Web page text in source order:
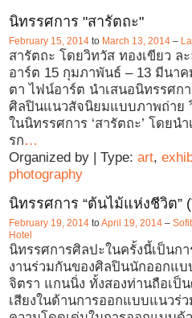
นิทรรศการ "สารัตถะ"
February 15, 2014 to March 13, 2014 –
สารัตถะ โดยวิทวัส ทองเขียว ล
อาร์ต 15 กุมภาพันธ์ – 13 มีนาค
ตา ไฟน์อาร์ต นำเสนอนิทรรศก
ศิลปินแนวสัจนิยมแบบภาพถ่าย
ในนิทรรศการ ‘สารัตถะ’ โดยน
รก…
Organized by | Type: art,
photography
นิทรรศการ “ต้นไม้แห่งชีวิต”
February 19, 2014 toApril 19, 2014 –
Hotel
นิทรรศการศิลปะในครั้งนี้เป็นก
งานร่วมกันของศิลปินนักออกแบ
จิตรา แกนนิ่ง ทั้งสองท่านถือเป็
เสียงในด้านการออกแบบแนวร่